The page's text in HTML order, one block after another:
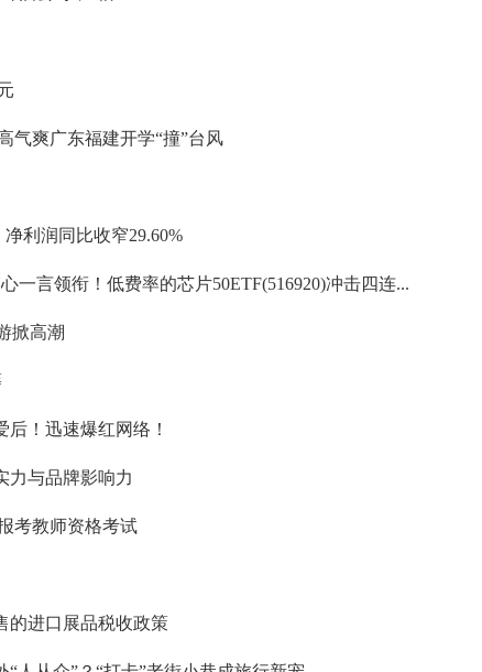
气爽广东福建开学“撞”台风
利润同比收窄29.60%
一言领衔！低费率的芯片50ETF(516920)冲击四连...
掀高潮
！迅速爆红网络！
力与品牌影响力
考教师资格考试
的进口展品税收政策